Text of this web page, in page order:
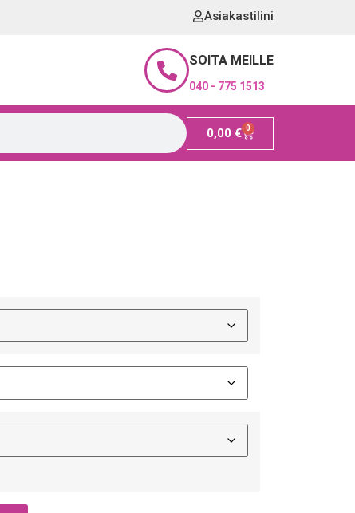
Asiakastilini
SOITA MEILLE
040 - 775 1513
0,00 € 0